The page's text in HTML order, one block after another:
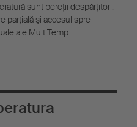
sunt pereţii despărţitori.
parţială şi accesul spre
ale MultiTemp.